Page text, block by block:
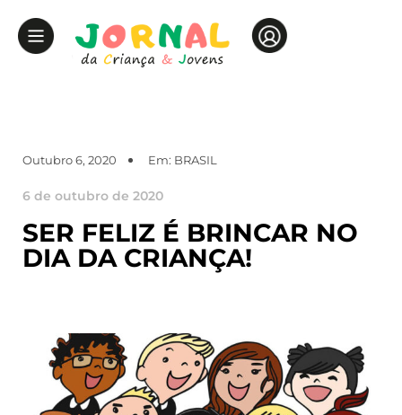
Outubro 6, 2020 Em: BRASIL
6 de outubro de 2020
SER FELIZ É BRINCAR NO
DIA DA CRIANÇA!